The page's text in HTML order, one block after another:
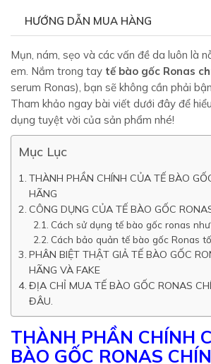
HƯỚNG DẪN MUA HÀNG
Mụn, nám, sẹo và các vấn đề da luôn là
em. Nắm trong tay tế bào gốc Ronas
serum Ronas), bạn sẽ không cần phải
Tham khảo ngay bài viết dưới đây để
dụng tuyệt vời của sản phẩm nhé!
Mục Lục
THÀNH PHẦN CHÍNH CỦA TẾ BÀO
HÃNG
CÔNG DỤNG CỦA TẾ BÀO GỐC
Cách sử dụng tế bào gốc ronas
Cách bảo quản tế bào gốc Ronas
PHÂN BIỆT THẬT GIẢ TẾ BÀO GỐC
HÃNG VÀ FAKE
ĐỊA CHỈ MUA TẾ BÀO GỐC RONAS
ĐÂU.
THÀNH PHẦN CHÍNH
BÀO GỐC RONAS